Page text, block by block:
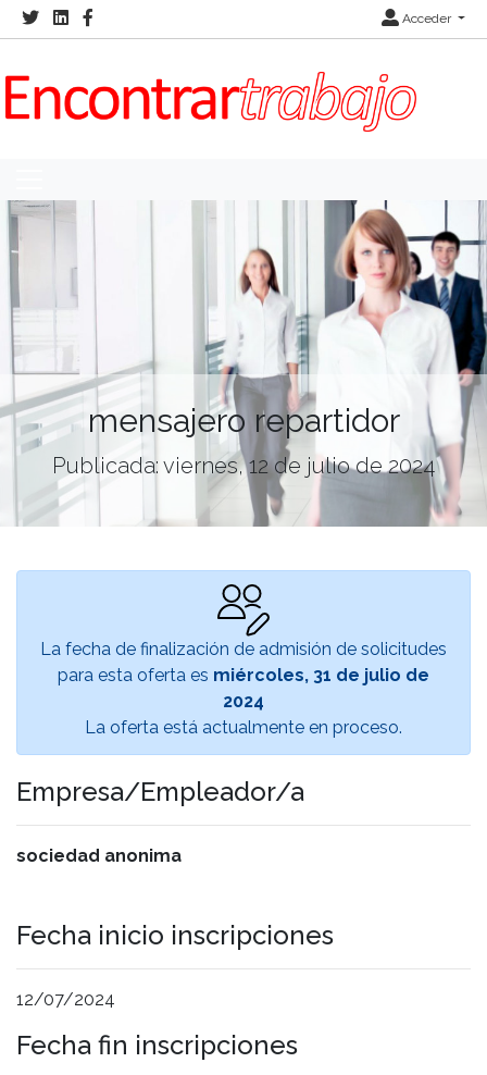
Acceder
mensajero repartidor
Publicada: viernes, 12 de julio de 2024
La fecha de finalización de admisión de solicitudes
para esta oferta es miércoles, 31 de julio de
2024
La oferta está actualmente en proceso.
Empresa/Empleador/a
sociedad anonima
Fecha inicio inscripciones
12/07/2024
Fecha fin inscripciones